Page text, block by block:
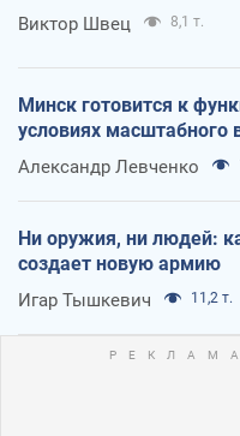
Виктор Швец 8,1 т.
Минск готовится к
условиях масштабного
Александр Левченко
Ни оружия, ни людей:
создает новую армию
Игар Тышкевич 11,2 т.